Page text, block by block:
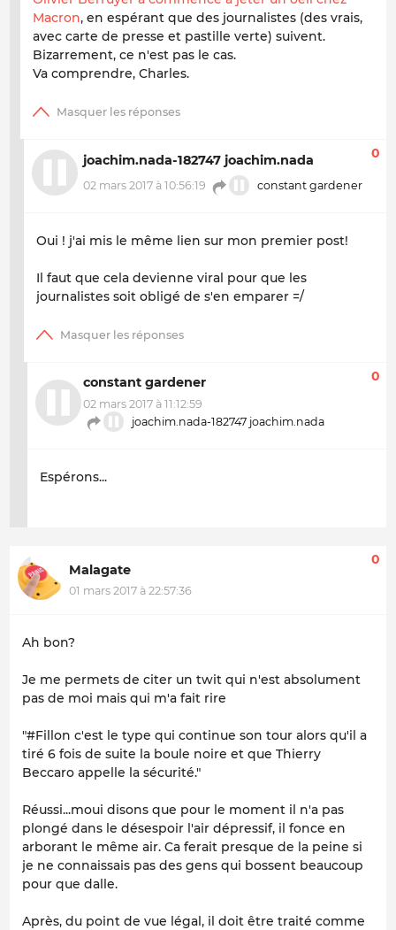
Macron, en espérant que des journalistes (des vrais,
avec carte de presse et pastille verte) suivent.
Bizarrement, ce n'est pas le cas.
Va comprendre, Charles.
joachim.nada-182747 joachim.nada
02 mars 2017 à 10:56:19 constant gardener
0
Oui ! j'ai mis le même lien sur mon premier post!
Il faut que cela devienne viral pour que les
journalistes soit obligé de s'en emparer =/
constant gardener
02 mars 2017 à 11:12:59
joachim.nada-182747 joachim.nada
0
Espérons...
Malagate
01 mars 2017 à 22:57:36
0
Ah bon?
Je me permets de citer un twit qui n'est absolument
pas de moi mais qui m'a fait rire
"#Fillon c'est le type qui continue son tour alors qu'il a
tiré 6 fois de suite la boule noire et que Thierry
Beccaro appelle la sécurité."
Réussi...moui disons que pour le moment il n'a pas
plongé dans le désespoir l'air dépressif, il fonce en
arborant le même air. Ca ferait presque de la peine si
je ne connaissais pas des gens qui bossent beaucoup
pour que dalle.
Après, du point de vue légal, il doit être traité comme